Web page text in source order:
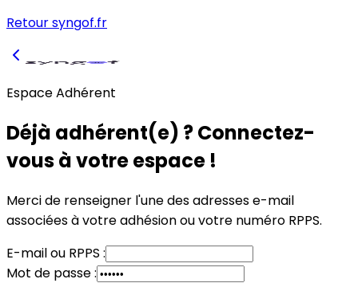
Retour syngof.fr
Espace Adhérent
Déjà adhérent(e) ? Connectez-
vous à votre espace !
Merci de renseigner l'une des adresses e-mail
associées à votre adhésionouvotre numéro RPPS.
E-mailou RPPS :
Mot de passe :